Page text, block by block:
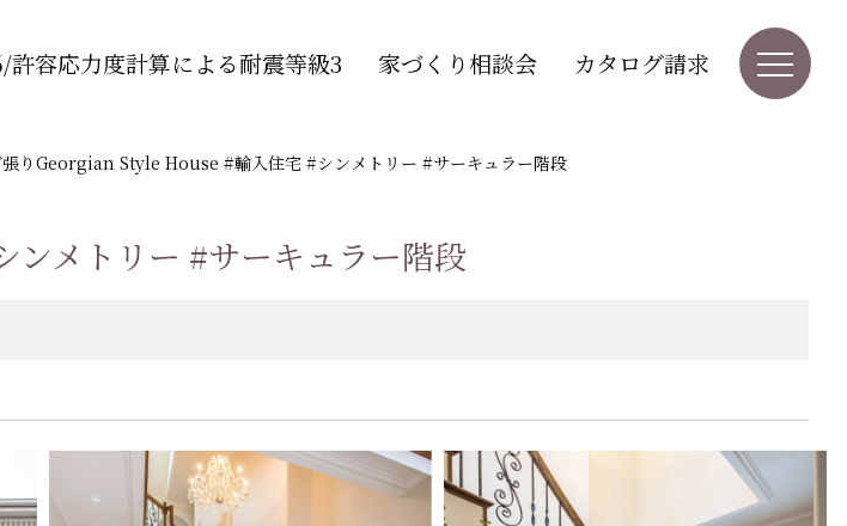
容応力度計算による耐震等級3 家づくり相談会 カタログ請求
張りGeorgian Style House #輸入住宅 #シンメトリー #サーキュラー階段
メトリー #サーキュラー階段